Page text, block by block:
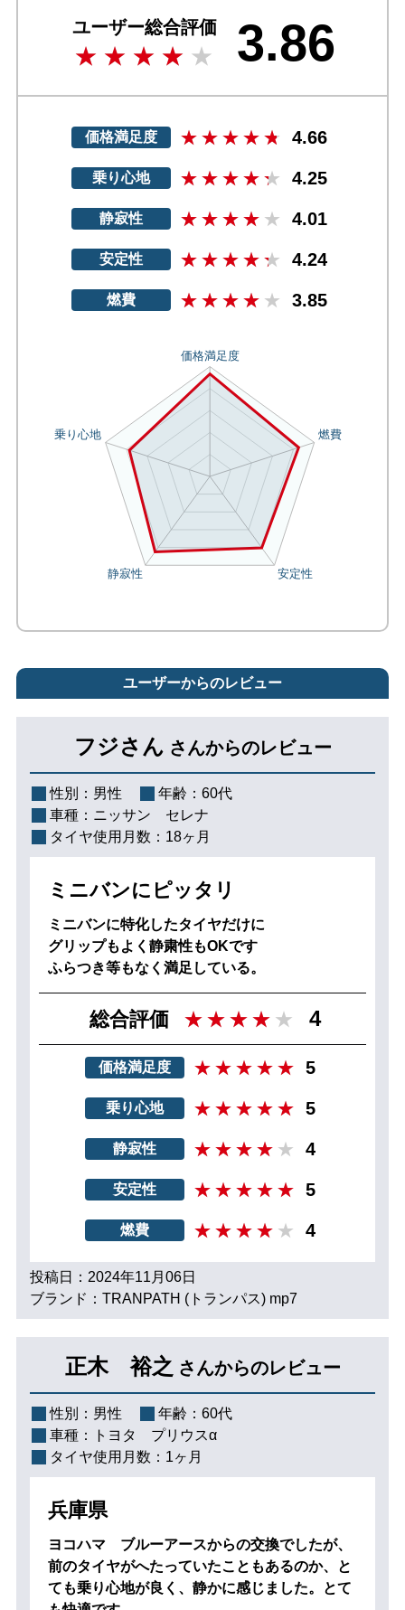
ユーザー総合評価 3.86
価格満足度 4.66
乗り心地 4.25
静寂性 4.01
安定性 4.24
燃費 3.85
ユーザーからのレビュー
フジさん さんからのレビュー
性別： 男性 年齢： 60代
車種： ニッサン セレナ
タイヤ使用月数： 18ヶ月
ミニバンにピッタリ
ミニバンに特化したタイヤだけに
グリップもよく静粛性もOKです
ふらつき等もなく満足している。
総合評価 4
価格満足度 5
乗り心地 5
静寂性 4
安定性 5
燃費 4
投稿日：2024年11月06日
ブランド：TRANPATH (トランパス) mp7
正木 裕之 さんからのレビュー
性別： 男性 年齢： 60代
車種：
トヨタ プリウスα
タイヤ使用月数： 1ヶ月
兵庫県
ヨコハマ ブルーアースからの交換でしたが、
前のタイヤがへたっていたこともあるのか、と
ても乗り心地が良く、静かに感じました。とて